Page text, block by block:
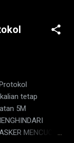
KOPI ROBUSTA
#wedang
#ngopisore
#kopilokal
tetap
5M
MENCUCI